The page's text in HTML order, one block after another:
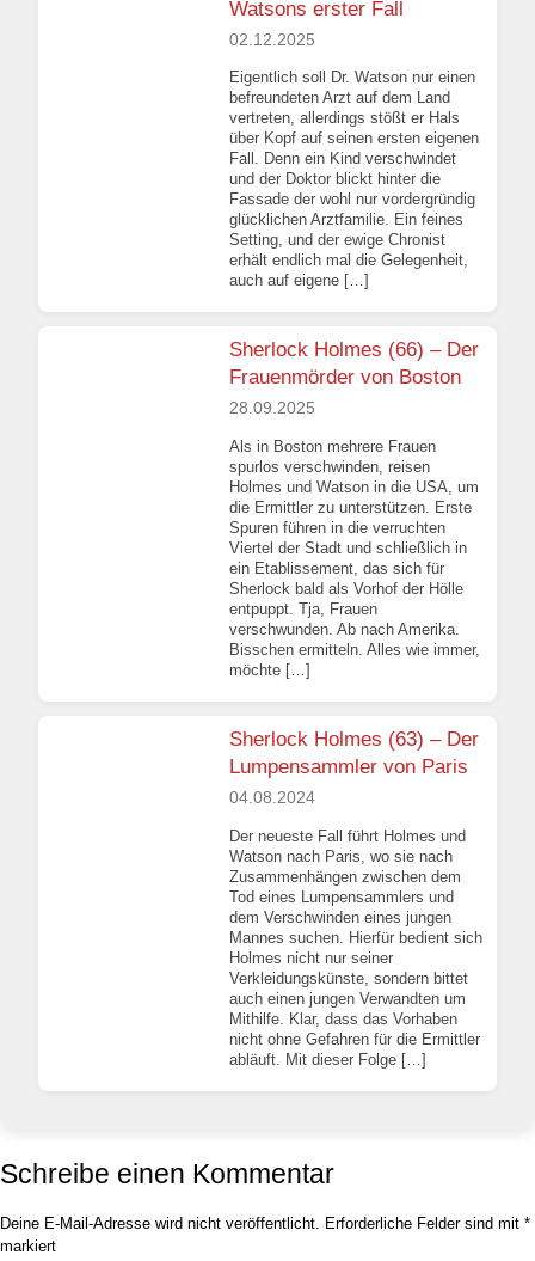
Watsons erster Fall
02.12.2025
Eigentlich soll Dr. Watson nur einen
befreundeten Arzt auf dem Land
vertreten, allerdings stößt er Hals
über Kopf auf seinen ersten eigenen
Fall. Denn ein Kind verschwindet
und der Doktor blickt hinter die
Fassade der wohl nur vordergründig
glücklichen Arztfamilie. Ein feines
Setting, und der ewige Chronist
erhält endlich mal die Gelegenheit,
auch auf eigene […]
Sherlock Holmes (66) – Der
Frauenmörder von Boston
28.09.2025
Als in Boston mehrere Frauen
spurlos verschwinden, reisen
Holmes und Watson in die USA, um
die Ermittler zu unterstützen. Erste
Spuren führen in die verruchten
Viertel der Stadt und schließlich in
ein Etablissement, das sich für
Sherlock bald als Vorhof der Hölle
entpuppt. Tja, Frauen
verschwunden. Ab nach Amerika.
Bisschen ermitteln. Alles wie immer,
möchte […]
Sherlock Holmes (63) – Der
Lumpensammler von Paris
04.08.2024
Der neueste Fall führt Holmes und
Watson nach Paris, wo sie nach
Zusammenhängen zwischen dem
Tod eines Lumpensammlers und
dem Verschwinden eines jungen
Mannes suchen. Hierfür bedient sich
Holmes nicht nur seiner
Verkleidungskünste, sondern bittet
auch einen jungen Verwandten um
Mithilfe. Klar, dass das Vorhaben
nicht ohne Gefahren für die Ermittler
abläuft. Mit dieser Folge […]
Schreibe einen Kommentar
Deine E-Mail-Adresse wird nicht veröffentlicht. Erforderliche Felder sind mit *
markiert